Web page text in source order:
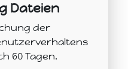
Dateien
der
60 Tagen.